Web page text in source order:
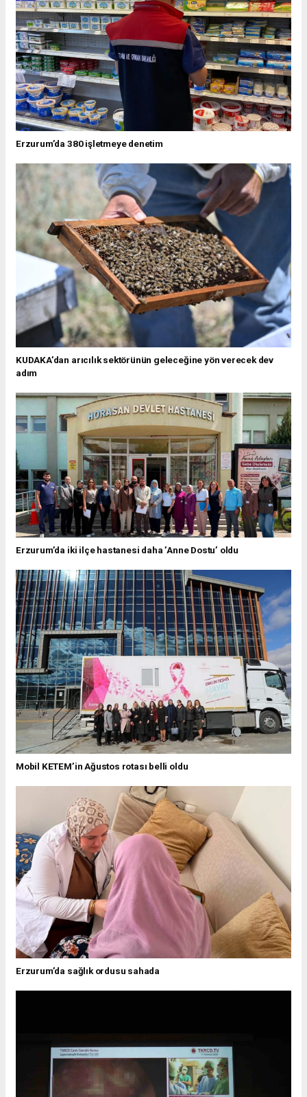
Erzurum’da 380 işletmeye denetim
KUDAKA’dan arıcılık sektörünün geleceğine yön verecek dev
adım
Erzurum’da iki ilçe hastanesi daha ’Anne Dostu’ oldu
Mobil KETEM’in Ağustos rotası belli oldu
Erzurum’da sağlık ordusu sahada